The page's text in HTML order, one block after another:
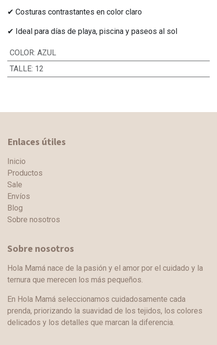
✔ Costuras contrastantes en color claro
✔ Ideal para días de playa, piscina y paseos al sol
COLOR: AZUL
TALLE: 12
Enlaces útiles
Inicio
Productos
Sale
Envíos
Blog
Sobre nosotros
Sobre nosotros
Hola Mamá nace de la pasión y el amor por el cuidado y la
ternura que merecen los más pequeños.
En Hola Mamá seleccionamos cuidadosamente cada
prenda, priorizando la suavidad de los tejidos, los colores
delicados y los detalles que marcan la diferencia.